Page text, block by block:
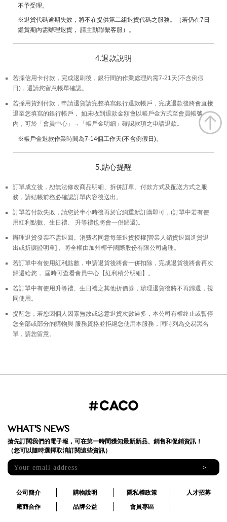
不予受理。
※退貨代碼逾期失效，將不在提供第二組退貨代碼之服務。（若仍在7日
鑑賞期內需辦理退貨， 請主動聯繫客服）。
4.退款說明
若採信用卡付款，完成退刷後，銀行間的作業處理約需7-21天(不含例假
日)，還請您留意帳單確認。
若採用貨到付款，申請退貨請完整填寫銀行退款帳戶，完成退款後將會直接
退至您填寫的銀行帳戶， 如未收到退款金額會以帳戶金方式至會員帳號
內，可於「會員中心」→「帳戶金明細」確認款項之申請退款。
※帳戶金退款作業時間為7-14個工作天(不含例假日)。
5.貼心提醒
訂單成立後，恕無法修改商品明細、拆併訂單、付款方式及配送方式之服
務，請結帳前務必確認訂單內容後送出。
訂單若付款失敗，請您於半小時後再於官網重新訂購即可，(訂單中若有使
用紅利點數、生日禮、 升等禮也將會一併歸還)。
辦理退貨發票不需退回。消費者同意每筆退貨授權[營業人銷貨退回進貨退
出或折讓證明單]， 將全權由加州椰子國際股份有限公司處理。
若訂單中有使用紅利點數，申請退貨後將會一併扣除，完成退貨後將會再次
歸還給您， 屆時可查看會員中心【紅利積分明細】。
若訂單中有使用升等禮、生日禮之其他折價券，辦理退貨後將不再歸還，視
同使用。
提醒您，若您因個人因素無故或惡意退貨次數過多，本公司有權終止或暫停
您全部或部分的購物與 服務資格並拒絕您使用本服務，同時列為交易黑名
單，請您留意。
WHAT'S NEWS
搶先訂閱我們的電子報，可在第一時間獲知最新新品、銷售和促銷資訊！
（您可以隨時選擇取消訂閱這些資訊）
>
公司簡介 購物說明 隱私權政策
人才招募
廠商合作
品牌公益 會員專區